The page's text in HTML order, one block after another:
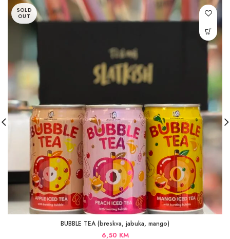
SOLD
OUT
BUBBLE TEA (breskva, jabuka, mango)
6,50 KM